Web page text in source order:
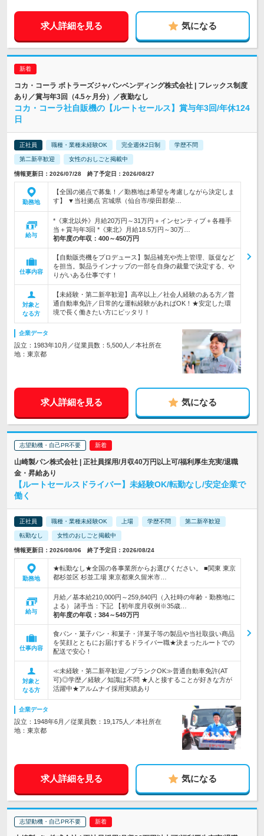
求人詳細を見る 気になる
コカ・コーラ ボトラーズジャパンベンディング株式会社 | フレックス制度
あり／賞与年3回（4.5ヶ月分）／夜勤なし
コカ・コーラ社自販機の【ルートセールス】賞与年3回/年休124
日
正社員 職種・業種未経験OK 完全週休2日制 学歴不問
第二新卒歓迎 女性のおしごと掲載中
情報更新日：2026/07/28 終了予定日：2026/08/27
勤務地
【全国の拠点で募集！／勤務地は希望を考慮しながら決定しま
す】 ▼当社拠点 宮城県（仙台市/柴田郡柴…
給与
*《東北以外》月給20万円～31万円＋インセンティブ＋各種手
当＋賞与年3回 *《東北》月給18.5万円～30万…
初年度の年収： 400～450万円
仕事内容
【自動販売機をプロデュース】製品補充や売上管理、販促など
を担当。製品ラインナップの一部を自身の裁量で決定する、や
りがいある仕事です！
対象と
なる方
【未経験・第二新卒歓迎】高卒以上／社会人経験のある方／普
通自動車免許／日常的な運転経験があればOK！★安定した環
境で長く働きたい方にピッタリ！
企業データ
設立：1983年10月／従業員数：5,500人／本社所在
地：東京都
求人詳細を見る 気になる
志望動機・自己PR不要
山崎製パン株式会社 | 正社員採用/月収40万円以上可/福利厚生充実/退職
金・昇給あり
【ルートセールスドライバー】未経験OK/転勤なし/安定企業で
働く
正社員 職種・業種未経験OK 上場 学歴不問 第二新卒歓迎
転勤なし 女性のおしごと掲載中
情報更新日：2026/08/06 終了予定日：2026/08/24
勤務地
★転勤なし★全国の各事業所からお選びください。 ■関東 東京
都杉並区 杉並工場 東京都東久留米市…
給与
月給／基本給210,000円～259,840円（入社時の年齢・勤務地に
よる） 諸手当：下記 【初年度月収例※35歳…
初年度の年収： 384～549万円
仕事内容
食パン・菓子パン・和菓子・洋菓子等の製品や当社取扱い商品
を笑顔とともにお届けするドライバー職★決まったルートでの
配送で安心！
対象と
なる方
≪未経験・第二新卒歓迎／ブランクOK≫普通自動車免許(AT
可)◎学歴／経験／知識は不問 ★人と接することが好きな方が
活躍中★アルムナイ採用実績あり
企業データ
設立：1948年6月／従業員数：19,175人／本社所在
地：東京都
求人詳細を見る 気になる
志望動機・自己PR不要